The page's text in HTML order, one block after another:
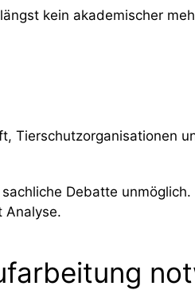
kein akademischer
Tierschutzorganisationen
Debatte
Analyse.